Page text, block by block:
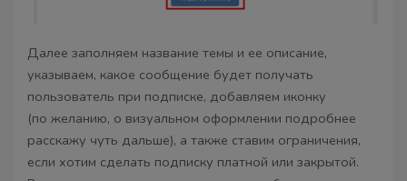
Далее заполняем название темы и ее описание,
указываем, какое сообщение будет получать
пользователь при подписке, добавляем иконку
(по желанию, о визуальном оформлении подробнее
расскажу чуть дальше), а также ставим ограничения,
если хотим сделать подписку платной или закрытой.